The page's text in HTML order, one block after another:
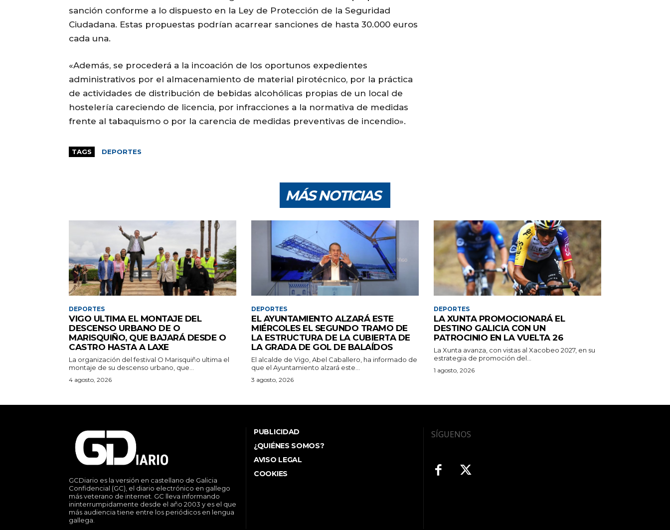
sanción conforme a lo dispuesto en la Ley de Protección de la Seguridad
Ciudadana. Estas propuestas podrían acarrear sanciones de hasta 30.000 euros
cada una.
«Además, se procederá a la incoación de los oportunos expedientes
administrativos por el almacenamiento de material pirotécnico, por la práctica
de actividades de distribución de bebidas alcohólicas propias de un local de
hostelería careciendo de licencia, por infracciones a la normativa de medidas
frente al tabaquismo o por la carencia de medidas preventivas de incendio».
TAGS DEPORTES
MÁS NOTICIAS
DEPORTES
VIGO ULTIMA EL MONTAJE DEL
DESCENSO URBANO DE O
MARISQUIÑO, QUE BAJARÁ DESDE O
CASTRO HASTA A LAXE
La organización del festival O Marisquiño ultima el
montaje de su descenso urbano, que...
4 agosto, 2026
DEPORTES
EL AYUNTAMIENTO ALZARÁ ESTE
MIÉRCOLES EL SEGUNDO TRAMO DE
LA ESTRUCTURA DE LA CUBIERTA DE
LA GRADA DE GOL DE BALAÍDOS
El alcalde de Vigo, Abel Caballero, ha informado de
que el Ayuntamiento alzará este...
3 agosto, 2026
DEPORTES
LA XUNTA PROMOCIONARÁ EL
DESTINO GALICIA CON UN
PATROCINIO EN LA VUELTA 26
La Xunta avanza, con vistas al Xacobeo 2027, en su
estrategia de promoción del...
1 agosto, 2026
GCDiario es la versión en castellano de Galicia
Confidencial (GC), el diario electrónico en gallego
más veterano de internet. GC lleva informando
ininterrumpidamente desde el año 2003 y es el que
más audiencia tiene entre los periódicos en lengua
gallega.
PUBLICIDAD
¿QUIÉNES SOMOS?
AVISO LEGAL
COOKIES
SÍGUENOS